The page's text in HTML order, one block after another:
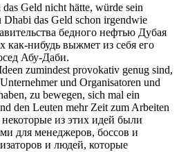
Geld nicht hätte, würde sein
Dhabi das Geld schon irgendwie
бедного нефтью Дубая
как-нибудь выжмет из себя его
Абу-Даби.
zumindest provokativ genug sind,
und Organisatoren und
zu bewegen, sich mal ein
den Leuten mehr Zeit zum Arbeiten
из этих идей были
для менеджеров, боссов и
и людей, которые